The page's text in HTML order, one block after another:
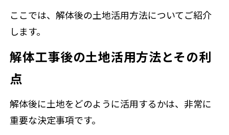
ここでは、解体後の土地活用方法についてご紹介
します。
解体工事後の土地活用方法とその利
点
解体後に土地をどのように活用するかは、非常に
重要な決定事項です。